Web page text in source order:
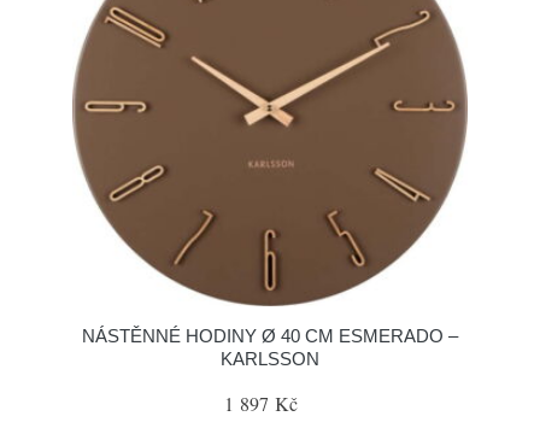
NÁSTĚNNÉ HODINY Ø 40 CM ESMERADO –
KARLSSON
1 897 Kč